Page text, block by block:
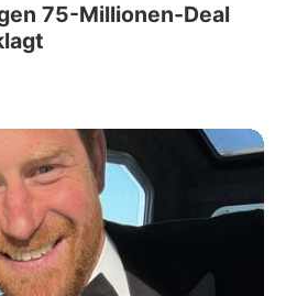
75-Millionen-Deal